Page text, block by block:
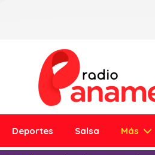
Deportes Salsa Más